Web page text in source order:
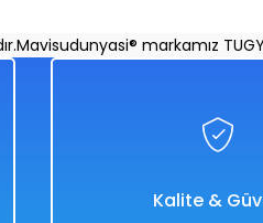
Işıklı 50 Kg Taşıma
markamız
Kalite &